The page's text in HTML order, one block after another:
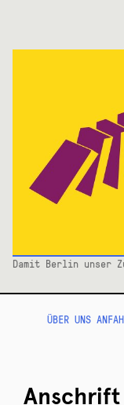
Damit Berlin unser
ÜBER UNS
Anschrift